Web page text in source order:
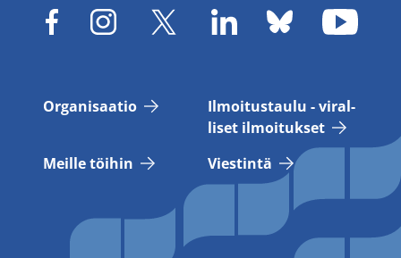
Or­ga­ni­saa­tio
Il­moi­tus­tau­lu - vi­ral­
li­set il­moi­tuk­set
Meil­le töi­hin
Vies­tin­tä